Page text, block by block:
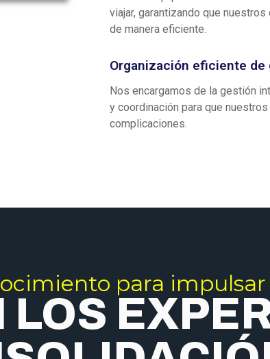
viajar, garantizando que
de manera eficiente.
Organización eficiente de
Nos encargamos de la gestión
y coordinación para que
complicaciones.
para
LOS